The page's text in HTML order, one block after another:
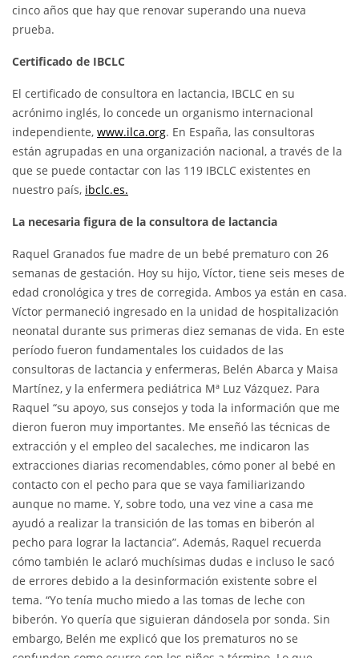
cinco años que hay que renovar superando una nueva
prueba.
Certificado de IBCLC
El certificado de consultora en lactancia, IBCLC en su
acrónimo inglés, lo concede un organismo internacional
independiente, www.ilca.org. En España, las consultoras
están agrupadas en una organización nacional, a través de la
que se puede contactar con las 119 IBCLC existentes en
nuestro país, ibclc.es.
La necesaria figura de la consultora de lactancia
Raquel Granados fue madre de un bebé prematuro con 26
semanas de gestación. Hoy su hijo, Víctor, tiene seis meses de
edad cronológica y tres de corregida. Ambos ya están en casa.
Víctor permaneció ingresado en la unidad de hospitalización
neonatal durante sus primeras diez semanas de vida. En este
período fueron fundamentales los cuidados de las
consultoras de lactancia y enfermeras, Belén Abarca y Maisa
Martínez, y la enfermera pediátrica Mª Luz Vázquez. Para
Raquel “su apoyo, sus consejos y toda la información que me
dieron fueron muy importantes. Me enseñó las técnicas de
extracción y el empleo del sacaleches, me indicaron las
extracciones diarias recomendables, cómo poner al bebé en
contacto con el pecho para que se vaya familiarizando
aunque no mame. Y, sobre todo, una vez vine a casa me
ayudó a realizar la transición de las tomas en biberón al
pecho para lograr la lactancia”. Además, Raquel recuerda
cómo también le aclaró muchísimas dudas e incluso le sacó
de errores debido a la desinformación existente sobre el
tema. “Yo tenía mucho miedo a las tomas de leche con
biberón. Yo quería que siguieran dándosela por sonda. Sin
embargo, Belén me explicó que los prematuros no se